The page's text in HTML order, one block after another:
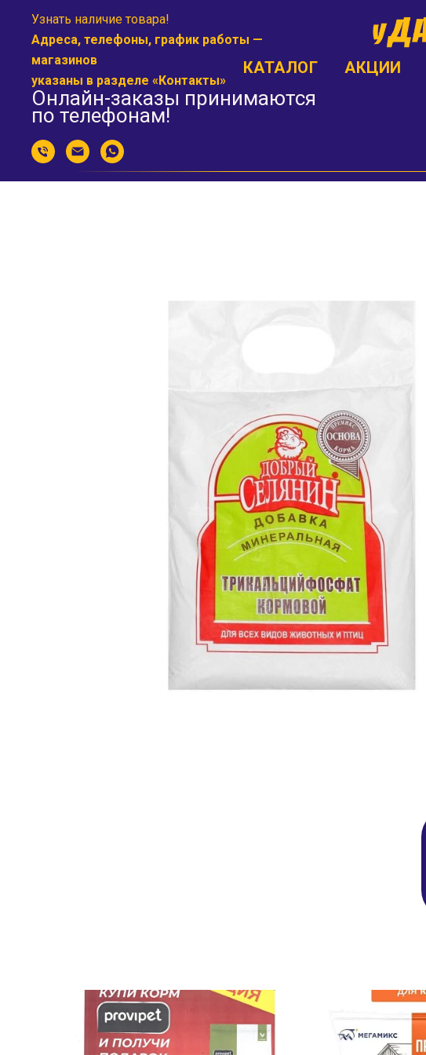
Узнать наличие товара!
Адреса, телефоны, график работы —
магазинов
указаны в разделе «Контакты»
Онлайн-заказы принимаются
по телефонам!
КАТАЛОГ АКЦИИ